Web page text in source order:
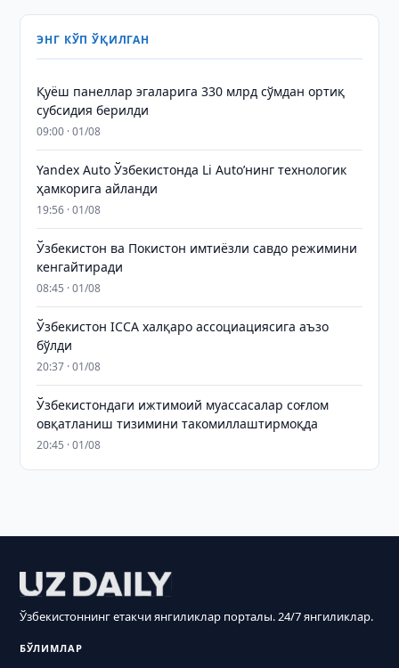
ЭНГ КЎП ЎҚИЛГАН
Қуёш панеллар эгаларига 330 млрд сўмдан ортиқ
субсидия берилди
09:00 · 01/08
Yandex Auto Ўзбекистонда Li Auto’нинг технологик
ҳамкорига айланди
19:56 · 01/08
Ўзбекистон ва Покистон имтиёзли савдо режимини
кенгайтиради
08:45 · 01/08
Ўзбекистон ICCA халқаро ассоциациясига аъзо
бўлди
20:37 · 01/08
Ўзбекистондаги ижтимоий муассасалар соғлом
овқатланиш тизимини такомиллаштирмоқда
20:45 · 01/08
Ўзбекистоннинг етакчи янгиликлар порталы. 24/7 янгиликлар.
БЎЛИМЛАР